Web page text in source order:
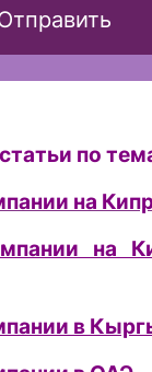
по
на
на
в